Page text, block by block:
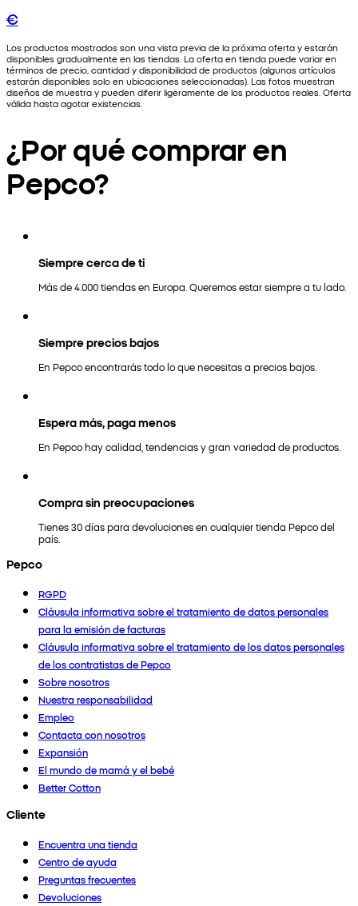
€
Los productos mostrados son una vista previa de la próxima oferta y estarán
disponibles gradualmente en las tiendas. La oferta en tienda puede variar en
términos de precio, cantidad y disponibilidad de productos (algunos artículos
estarán disponibles solo en ubicaciones seleccionadas). Las fotos muestran
diseños de muestra y pueden diferir ligeramente de los productos reales. Oferta
válida hasta agotar existencias.
¿Por qué comprar en
Pepco?
Siempre cerca de ti
Más de 4.000 tiendas en Europa. Queremos estar siempre a tu lado.
Siempre precios bajos
En Pepco encontrarás todo lo que necesitas a precios bajos.
Espera más, paga menos
En Pepco hay calidad, tendencias y gran variedad de productos.
Compra sin preocupaciones
Tienes 30 días para devoluciones en cualquier tienda Pepco del
país.
Pepco
RGPD
Cláusula informativa sobre el tratamiento de datos personales
para la emisión de facturas
Cláusula informativa sobre el tratamiento de los datos personales
de los contratistas de Pepco
Sobre nosotros
Nuestra responsabilidad
Empleo
Contacta con nosotros
Expansión
El mundo de mamá y el bebé
Better Cotton
Cliente
Encuentra una tienda
Centro de ayuda
Preguntas frecuentes
Devoluciones